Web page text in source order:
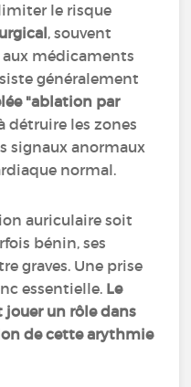
le risque
, souvent
aux médicaments
généralement
"ablation par
détruire les zones
signaux anormaux
normal.
auriculaire soit
bénin, ses
graves. Une prise
essentielle. Le
jouer un rôle dans
de cette arythmie